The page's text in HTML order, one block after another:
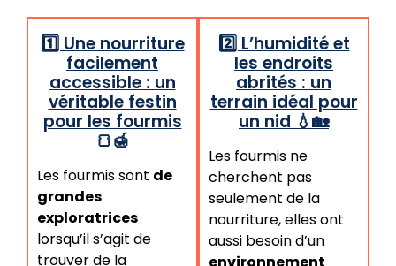
1️⃣ Une nourriture
facilement
accessible : un
véritable festin
pour les fourmis
🍞🍯
Les fourmis sont de
grandes
exploratrices
lorsqu’il s’agit de
trouver de la
2️⃣ L’humidité et
les endroits
abrités : un
terrain idéal pour
un nid 💧🏡
Les fourmis ne
cherchent pas
seulement de la
nourriture, elles ont
aussi besoin d’un